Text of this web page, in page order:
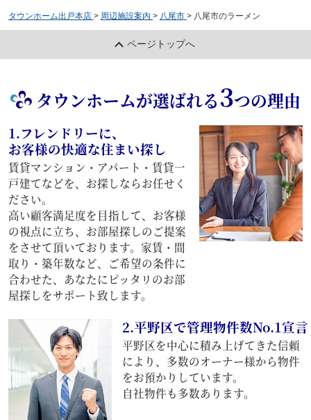
タウンホーム出戸本店 > 周辺施設案内 > 八尾市 > 八尾市のラーメン
ページトップへ
タウンホームが選ばれる3つの理由
1.フレンドリーに、
お客様の快適な住まい探し
賃貸マンション・アパート・賃貸一
戸建てなどを、お探しならお任せく
ださい。
高い顧客満足度を目指して、お客様
の視点に立ち、お部屋探しのご提案
をさせて頂いております。家賃・間
取り・築年数など、ご希望の条件に
合わせた、あなたにピッタリのお部
屋探しをサポート致します。
2.平野区で管理物件数No.1宣言
平野区を中心に積み上げてきた信頼
により、多数のオーナー様から物件
をお預かりしています。
自社物件も多数あります。